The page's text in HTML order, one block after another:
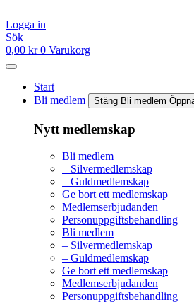
till
innehåll
Logga in
Sök
0,00 kr 0 Varukorg
Start
Bli medlem
Stäng Bli medlem
Nytt medlemskap
Bli medlem
– Silvermedlemskap
– Guldmedlemskap
Ge bort ett medlemskap
Medlemserbjudanden
Personuppgiftsbehandling
Bli medlem
– Silvermedlemskap
– Guldmedlemskap
Ge bort ett medlemskap
Medlemserbjudanden
Personuppgiftsbehandling